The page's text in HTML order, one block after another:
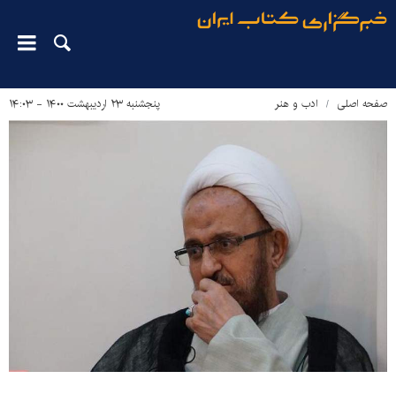
صفحه اصلی ادب و هنر پنجشنبه ۲۳ اردیبهشت ۱۴۰۰ - ۱۴:۰۳